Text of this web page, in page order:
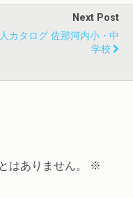
Next Post
カタログ 佐那河内小・中
学校
はありません。
※